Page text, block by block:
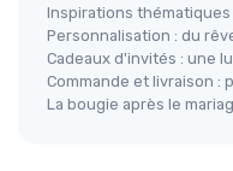
Inspirations
Personnalisation : du
Cadeaux d'invités : une
Commande et livraison :
La bougie après le